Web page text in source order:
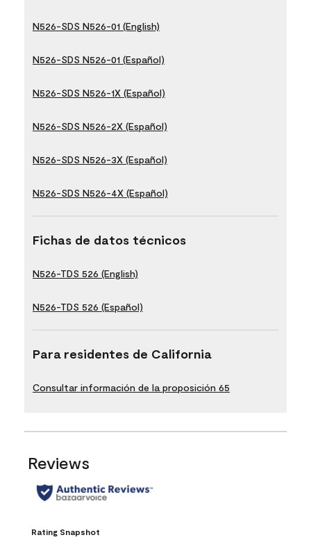
N526-SDS N526-01 (English)
N526-SDS N526-01 (Español)
N526-SDS N526-1X (Español)
N526-SDS N526-2X (Español)
N526-SDS N526-3X (Español)
N526-SDS N526-4X (Español)
Fichas de datos técnicos
N526-TDS 526 (English)
N526-TDS 526 (Español)
Para residentes de California
Consultar información de la proposición 65
Reviews
Rating Snapshot